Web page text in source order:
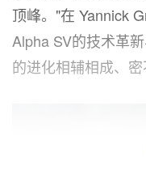
顶峰。"在 Yannick
Alpha SV的技术革
的进化相辅相成、密